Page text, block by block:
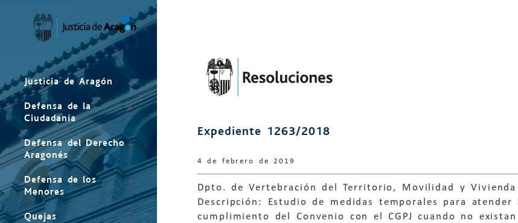
Justicia de Aragón
Defensa de la
Ciudadanía
Defensa del Derecho
Aragonés
Defensa de los
Menores
Quejas
Expediente 1263/2018
4 de febrero de 2019
Dpto. de Vertebración del Territorio, Movilidad y
Descripción: Estudio de medidas temporales para
cumplimiento del Convenio con el CGPJ cuando no